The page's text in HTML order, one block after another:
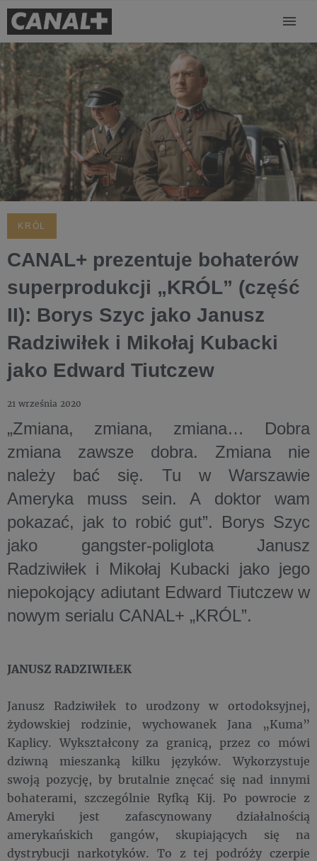
KRÓL
CANAL+ prezentuje bohaterów
superprodukcji „KRÓL” (część
II): Borys Szyc jako Janusz
Radziwiłek i Mikołaj Kubacki
jako Edward Tiutczew
21 września 2020
„Zmiana, zmiana, zmiana… Dobra
zmiana zawsze dobra. Zmiana nie
należy bać się. Tu w Warszawie
Ameryka muss sein. A doktor wam
pokazać, jak to robić gut”. Borys Szyc
jako gangster-poliglota Janusz
Radziwiłek i Mikołaj Kubacki jako jego
niepokojący adiutant Edward Tiutczew w
nowym serialu CANAL+ „KRÓL”.
JANUSZ RADZIWIŁEK
Janusz Radziwiłek to urodzony w ortodoksyjnej,
żydowskiej rodzinie, wychowanek Jana „Kuma”
Kaplicy. Wykształcony za granicą, przez co mówi
dziwną mieszanką kilku języków. Wykorzystuje
swoją pozycję, by brutalnie znęcać się nad innymi
bohaterami, szczególnie Ryfką Kij. Po powrocie z
Ameryki jest zafascynowany działalnością
amerykańskich gangów, skupiających się na
dystrybucji narkotyków. To z tej podróży czerpie